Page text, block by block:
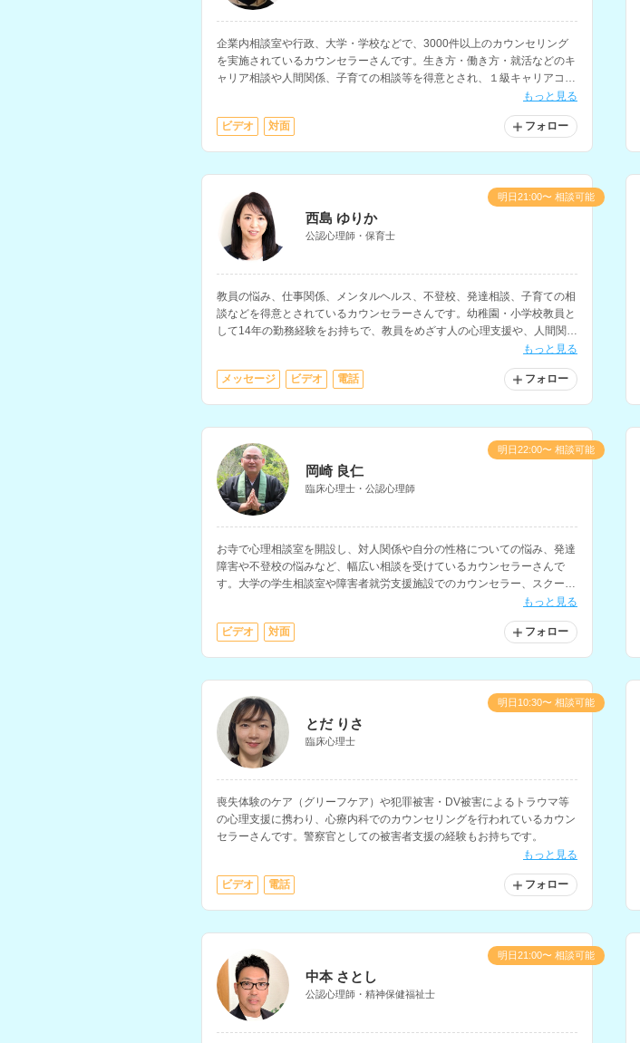
企業内相談室や行政、大学・学校などで、3000件以上のカウンセリング
を実施されているカウンセラーさんです。生き方・働き方・就活などのキ
ャリア相談や人間関係、子育ての相談等を得意とされ、１級キャリアコン
もっと見る
ビデオ 対面 フォロー
西島 ゆりか
公認心理師・保育士
教員の悩み、仕事関係、メンタルヘルス、不登校、発達相談、子育ての相
談などを得意とされているカウンセラーさんです。幼稚園・小学校教員と
して14年の勤務経験をお持ちで、教員をめざす人の心理支援や、人間関
もっと見る
メッセージ ビデオ 電話 フォロー
明日21:00〜 相談可能
岡崎 良仁
臨床心理士・公認心理師
お寺で心理相談室を開設し、対人関係や自分の性格についての悩み、発達
障害や不登校の悩みなど、幅広い相談を受けているカウンセラーさんで
す。大学の学生相談室や障害者就労支援施設でのカウンセラー、スクール
もっと見る
ビデオ 対面 フォロー
明日22:00〜 相談可能
とだ りさ
臨床心理士
喪失体験のケア（グリーフケア）や犯罪被害・DV被害によるトラウマ等
の心理支援に携わり、心療内科でのカウンセリングを行われているカウン
セラーさんです。警察官としての被害者支援の経験もお持ちです。
もっと見る
ビデオ 電話 フォロー
明日10:30〜 相談可能
中本 さとし
公認心理師・精神保健福祉士
明日21:00〜 相談可能